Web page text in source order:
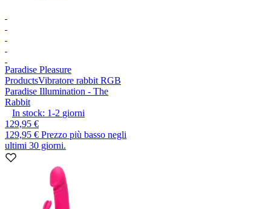
Paradise Pleasure
ProductsVibratore rabbit RGB
Paradise Illumination - The
Rabbit
In stock: 1-2 giorni
129,95 €
129,95 € Prezzo più basso negli
ultimi 30 giorni.